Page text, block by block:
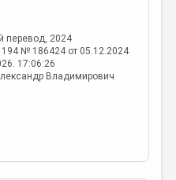
перевод, 2024
№ 186424 от 05.12.2024
17:06:26
Владимирович